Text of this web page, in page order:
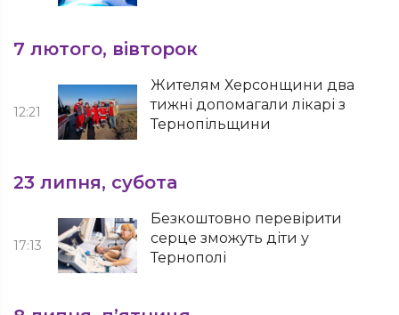
7 лютого, вівторок
12:21
Жителям Херсонщини два
тижні допомагали лікарі з
Тернопільщини
23 липня, субота
17:13
Безкоштовно перевірити
серце зможуть діти у
Тернополі